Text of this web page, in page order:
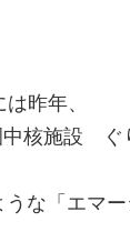
昨年、
中核施設 ぐ
な「エマ